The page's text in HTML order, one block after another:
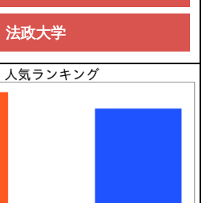
法政大学